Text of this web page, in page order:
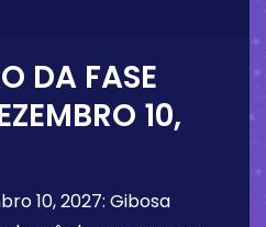
DA FASE
10,
10, 2027: Gibosa